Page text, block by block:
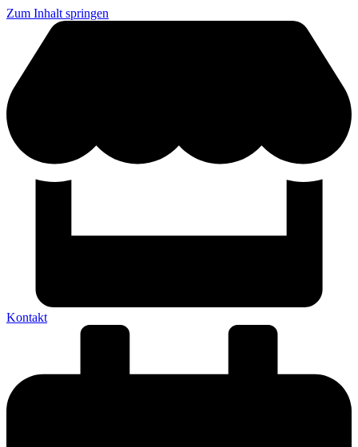
Zum Inhalt springen
Kontakt